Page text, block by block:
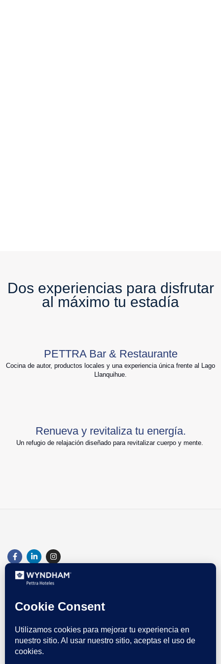
Dos experiencias para disfrutar
al máximo tu estadía
PETTRA Bar & Restaurante
Cocina de autor, productos locales y una experiencia única frente al Lago
Llanquihue.
Renueva y revitaliza tu energía.
Un refugio de relajación diseñado para revitalizar cuerpo y mente.
disfrutar al máximo somos parte de Wyndham Hotels & Resorts la
en:
Antofagasta, Santiago, Concepción y Puerto Varas.